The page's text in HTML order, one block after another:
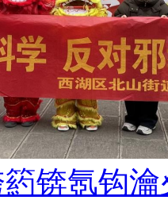
箹锛氬钩